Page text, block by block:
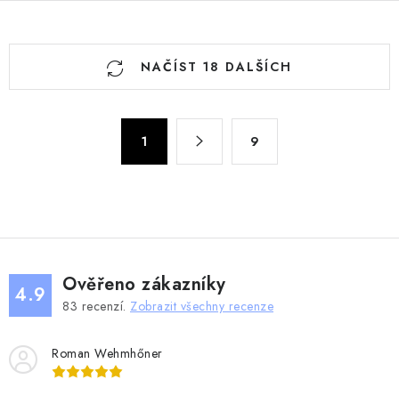
O
p
v
k
v
ý
NAČÍST 18 DALŠÍCH
k
v
á
n
1 9
4.9 Ověřeno zákazníky
83 recenzí. Zobrazit všechny recenze
Roman Wehmhőner